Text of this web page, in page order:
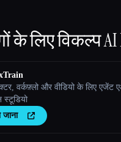
के लिए विकल्पAI
वर्कफ़्लो और वीडियो के लिए एजेंट
स्टूडियो
जाना